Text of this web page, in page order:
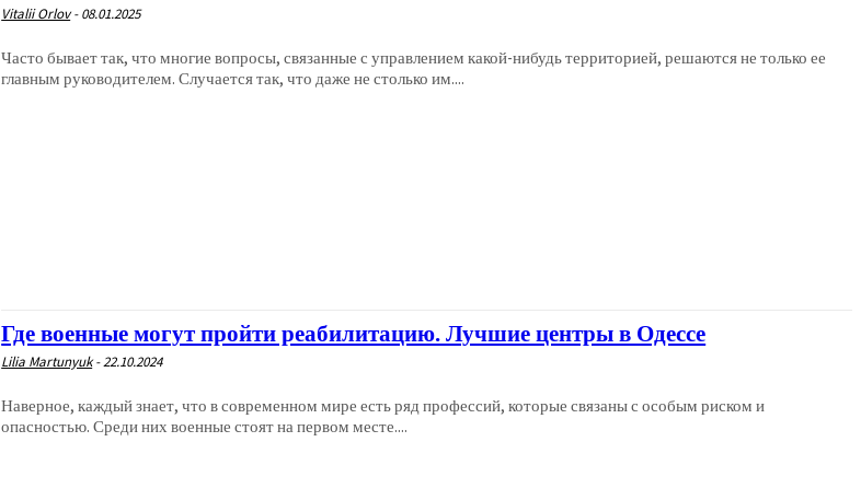
Vitalii Orlov - 08.01.2025
Часто бывает так, что многие вопросы, связанные с управлением какой-нибудь территорией, решаются не только ее
главным руководителем. Случается так, что даже не столько им....
Где военные могут пройти реабилитацию. Лучшие центры в Одессе
Lilia Martunyuk -22.10.2024
Наверное, каждый знает, что в современном мире есть ряд профессий, которые связаны с особым риском и
опасностью. Среди них военные стоят на первом месте....